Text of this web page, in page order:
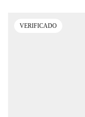
VERIFICADO